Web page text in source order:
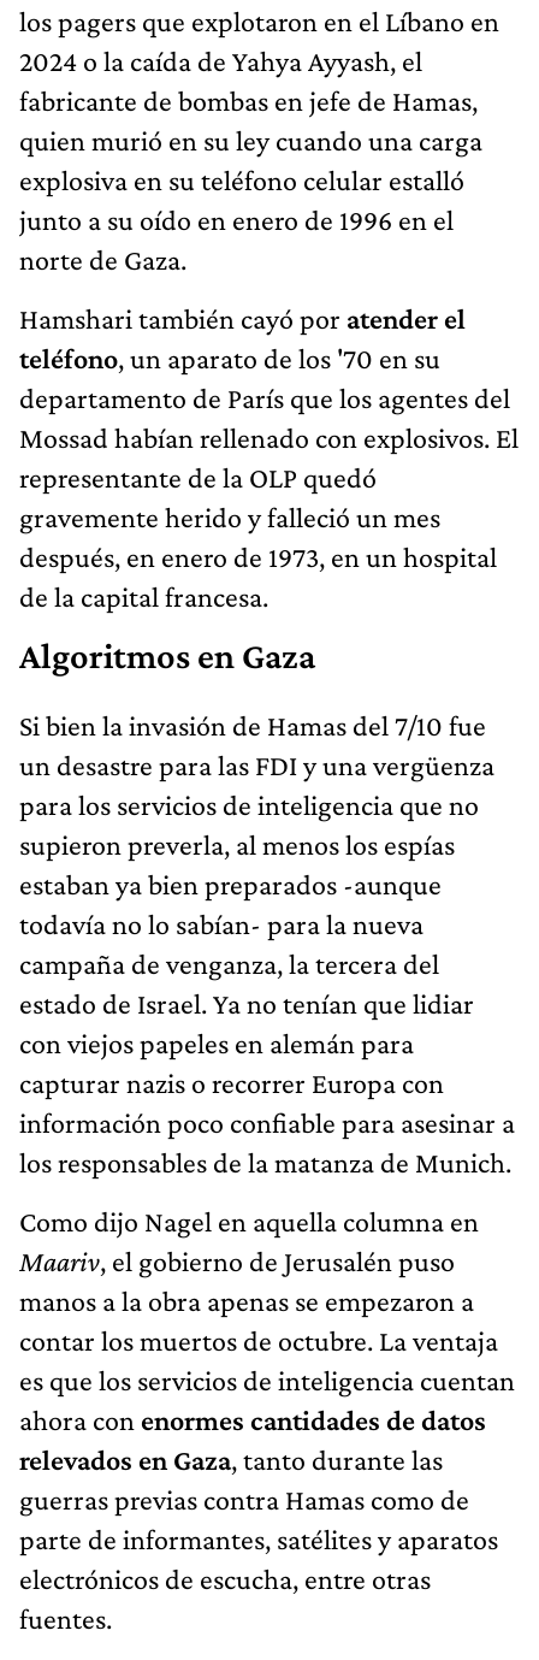
los pagers que explotaron en el Líbano en
2024 o la caída de Yahya Ayyash, el
fabricante de bombas en jefe de Hamas,
quien murió en su ley cuando una carga
explosiva en su teléfono celular estalló
junto a su oído en enero de 1996 en el
norte de Gaza.
Hamshari también cayó por atender el
teléfono, un aparato de los '70 en su
departamento de París que los agentes del
Mossad habían rellenado con explosivos. El
representante de la OLP quedó
gravemente herido y falleció un mes
después, en enero de 1973, en un hospital
de la capital francesa.
Algoritmos en Gaza
Si bien la invasión de Hamas del 7/10 fue
un desastre para las FDI y una vergüenza
para los servicios de inteligencia que no
supieron preverla, al menos los espías
estaban ya bien preparados -aunque
todavía no lo sabían- para la nueva
campaña de venganza, la tercera del
estado de Israel. Ya no tenían que lidiar
con viejos papeles en alemán para
capturar nazis o recorrer Europa con
información poco confiable para asesinar a
los responsables de la matanza de Munich.
Como dijo Nagel en aquella columna en
Maariv, el gobierno de Jerusalén puso
manos a la obra apenas se empezaron a
contar los muertos de octubre. La ventaja
es que los servicios de inteligencia cuentan
ahora con enormes cantidades de datos
relevados en Gaza, tanto durante las
guerras previas contra Hamas como de
parte de informantes, satélites y aparatos
electrónicos de escucha, entre otras
fuentes.